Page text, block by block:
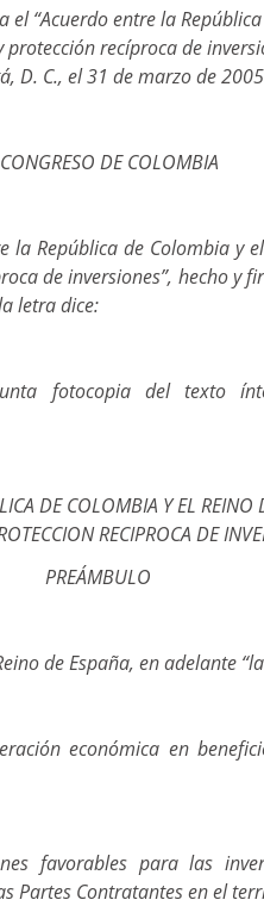
“Acuerdo entre la
recíproca de
D. C., el 31 de marzo de
DE COLOMBIA
la República de Colombia y
de inversiones”, hecho y
letra dice:
fotocopia del texto
DE COLOMBIA Y EL REINO
RECIPROCA DE
PREÁMBULO
de España, en adelante
económica en
favorables para las
Partes Contratantes en el